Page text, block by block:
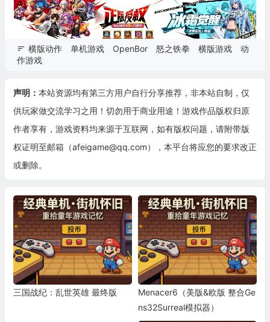
横版动作 单机游戏 OpenBor 怒之铁拳 横版游戏
动
作游戏
声明： 本站资源均有第三方用户自行分享推荐，非本站自制，仅
供玩家做交流学习之用！切勿用于商业用途！游戏作品版权归原
作者享有，游戏资料均来源于互联网，如有版权问题，请附带版
权证明至邮箱（afeigame@qq.com），本平台将应您的要求改正
或删除。
三国战纪：乱世英雄 最终版
Menacer6（美版&欧版 整合Ge
ns32Surreal模拟器）